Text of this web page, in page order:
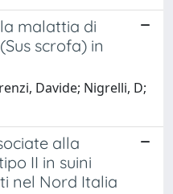
malattia di
scrofa) in
Davide; Nigrelli, D;
alla
II in suini
nel Nord Italia